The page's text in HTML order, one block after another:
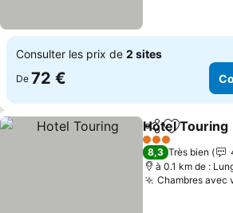
Consulter les prix de 2 sites
De 72 €
PartagerAjouter à
Hotel Touring
3 Étoiles
8,3 Très bien
à 0.1 km de :
Chambres avec